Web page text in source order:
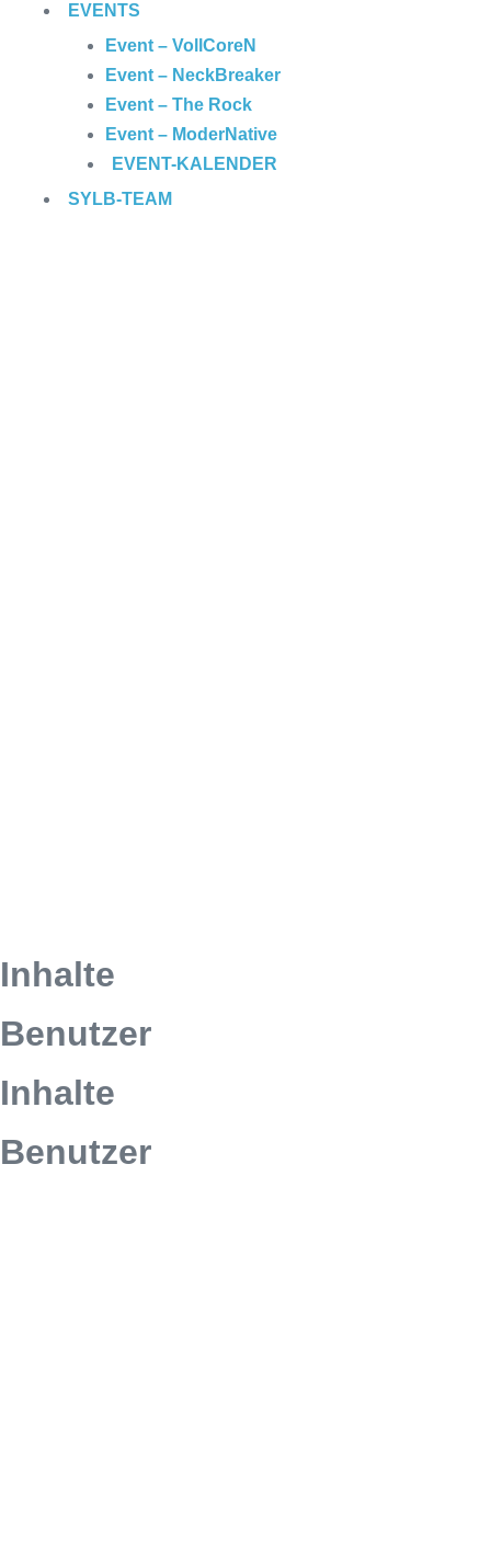
EVENTS
Event – VollCoreN
Event – NeckBreaker
Event – The Rock
Event – ModerNative
EVENT-KALENDER
SYLB-TEAM
Inhalte
Benutzer
Inhalte
Benutzer